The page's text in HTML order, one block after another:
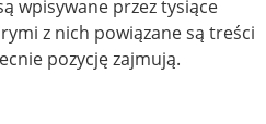
wpisywane przez tysiące
z nich powiązane są treści
pozycję zajmują.